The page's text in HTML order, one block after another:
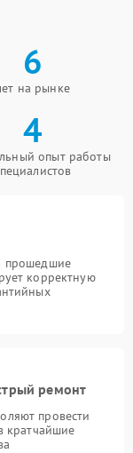
6
на рынке
4
опыт работы
прошедшие
корректную
ремонт
провести
кратчайшие